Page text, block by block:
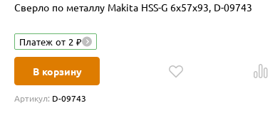
Сверло по металлу Makita HSS-G 6х57x93, D-09743
Платеж от 2 ₽
В корзину
Артикул: D-09743